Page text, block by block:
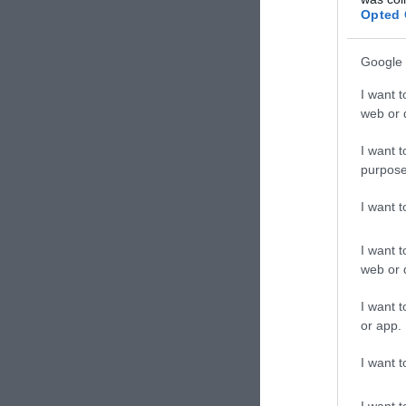
Opted
Google
I want
web or
I want
I want
I want
web or
I want
or app.
I want